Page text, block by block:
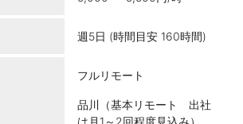
週5日 (時間目安 160時間)
フルリモート
品川（基本リモート 出社
は月1～2回程度見込み）